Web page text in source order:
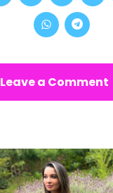
Leave a Comment